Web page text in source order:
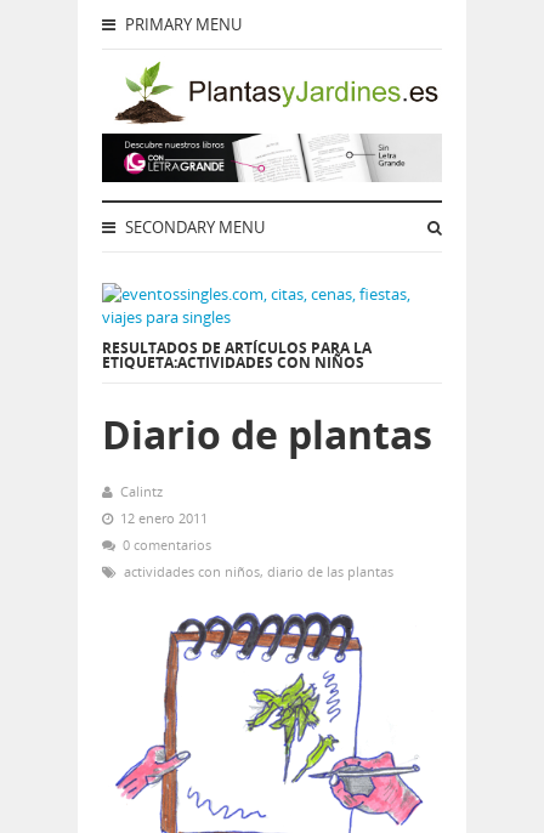
PRIMARY MENU
SECONDARY MENU
RESULTADOS DE ARTÍCULOS PARA LA
ETIQUETA:ACTIVIDADES CON NIÑOS
Diario de plantas
Calintz
12 enero 2011
0 comentarios
actividades con niños, diario de las plantas